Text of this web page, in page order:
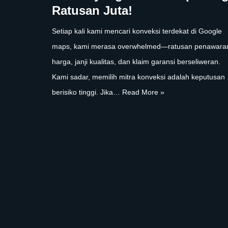
Ratusan Juta!
Setiap kali kami mencari konveksi terdekat di Google
maps, kami merasa overwhelmed—ratusan
harga, janji kualitas, dan klaim garansi berseliweran.
Kami sadar, memilih mitra konveksi adalah keputusan
berisiko tinggi. Jika… Read More »